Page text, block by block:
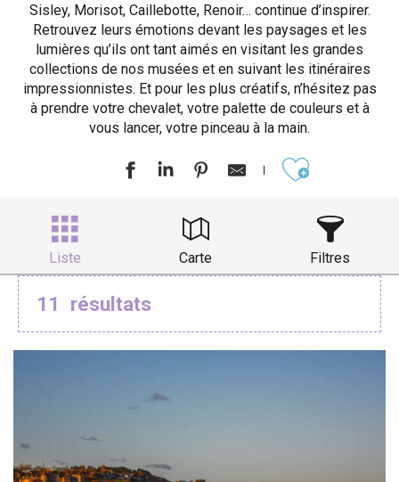
Sisley, Morisot, Caillebotte, Renoir… continue d’inspirer.
Retrouvez leurs émotions devant les paysages et les
lumières qu’ils ont tant aimés en visitant les grandes
collections de nos musées et en suivant les itinéraires
impressionnistes. Et pour les plus créatifs, n’hésitez pas
à prendre votre chevalet, votre palette de couleurs et à
vous lancer, votre pinceau à la main.
Liste Carte Filtres
11 résultats